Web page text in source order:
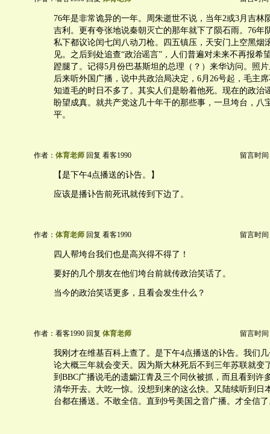
76年是非常诡异的一年。周朱逝世不说，当年2或3月吉林
吉利。更有夸张地说秦朝灭亡的那年就下了陨石雨。76年
私下都议论闰七闰八动刀枪。四五镇压，天安门上空黑烟
见。之后到处追查“政治谣言”，人们普遍对未来不再报希
蹬腿了。记得5月份巴基斯坦的总理（？）来华访问。照
后来听外国广播，说中共政治局决定，6月26号起，毛主
知道毛的时日不多了。其实人们是盼着他死。现在的政治
盼望成真。就共产党这几十年干的那些事，一旦垮台，八
平。
作者： 体育老师 回复 看客1990 留言时间
【是下午4点播送的讣告。】
应该是播讣告前死讯就传到下边了。
作者： 体育老师 回复 看客1990 留言时间
四人帮垮台我们也是高兴得不得了！
要好的几个朋友在他们垮台前就传政治笑话了。
当今的政治笑话更多，且看会发生什么？
作者：看客1990 回复 体育老师 留言时间
我刚才在维基百科上查了。是下午4点播送的讣告。我们
论大概三年就会变天。因为斯大林死后不到三年苏联就变
到BBC广播说毛的遗孀江青及三个同伙被抓，而且看到许
清华开去。大吃一惊。没想到来的这么快。又陆续听到日
台都在播送。不敢全信。直到9号美国之音广播。才全信